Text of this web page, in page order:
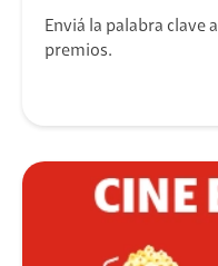
Enviá la palabra clave
premios.